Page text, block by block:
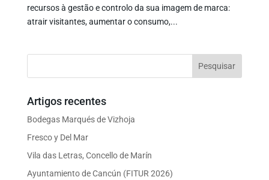
recursos à gestão e controlo da sua imagem de marca:
atrair visitantes, aumentar o consumo,...
Artigos recentes
Bodegas Marqués de Vizhoja
Fresco y Del Mar
Vila das Letras, Concello de Marín
Ayuntamiento de Cancún (FITUR 2026)